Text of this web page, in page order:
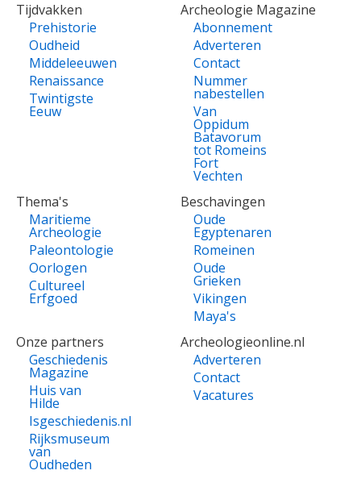
Tijdvakken
Prehistorie
Oudheid
Middeleeuwen
Renaissance
Twintigste
Eeuw
Archeologie Magazine
Abonnement
Adverteren
Contact
Nummer
nabestellen
Van
Oppidum
Batavorum
tot Romeins
Fort
Vechten
Thema's
Maritieme
Archeologie
Paleontologie
Oorlogen
Cultureel
Erfgoed
Beschavingen
Oude
Egyptenaren
Romeinen
Oude
Grieken
Vikingen
Maya's
Onze partners
Geschiedenis
Magazine
Huis van
Hilde
Isgeschiedenis.nl
Rijksmuseum
van
Oudheden
Archeologieonline.nl
Adverteren
Contact
Vacatures